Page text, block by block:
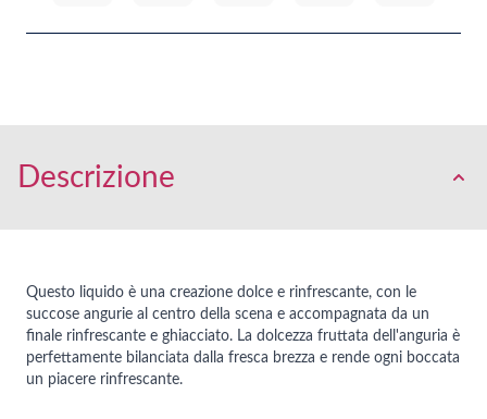
Descrizione
Questo liquido è una creazione dolce e rinfrescante, con le
succose angurie al centro della scena e accompagnata da un
finale rinfrescante e ghiacciato. La dolcezza fruttata dell'anguria è
perfettamente bilanciata dalla fresca brezza e rende ogni boccata
un piacere rinfrescante.